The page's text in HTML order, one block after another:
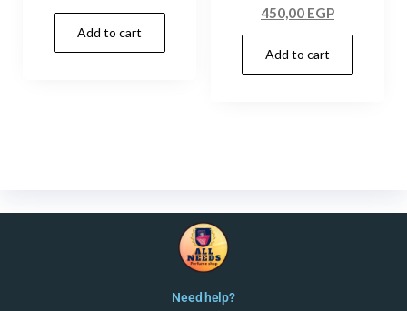
Add to cart
450,00 EGP
Add to cart
Need help?